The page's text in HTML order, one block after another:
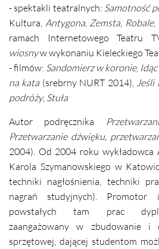
- spektakli teatralnych: Samotność
Kultura, Antygona, Zemsta, Robale,
ramach Internetowego Teatru
wiosnyw wykonaniu Kieleckiego
- filmów: Sandomierz w koronie,
na kata (srebrny NURT 2014), Jeśli
podróży, Stuła
Autor podręcznika
Przetwarzanie dźwięku,
2004). Od 2004 roku wykładowca
Karola Szymanowskiego w
techniki nagłośnienia, techniki
nagrań studyjnych). Promotor
powstałych tam prac
zaangażowany w zbudowanie i
sprzętowej, dającej studentom